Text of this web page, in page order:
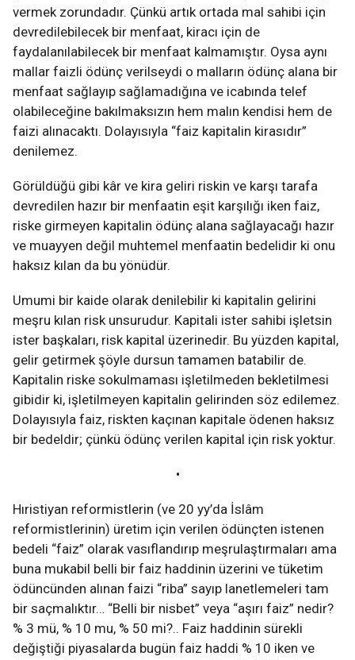
vermek zorundadır. Çünkü artık ortada mal sahibi için
devredilebilecek bir menfaat, kiracı için de
faydalanılabilecek bir menfaat kalmamıştır. Oysa aynı
mallar faizli ödünç verilseydi o malların ödünç alana bir
menfaat sağlayıp sağlamadığına ve icabında telef
olabileceğine bakılmaksızın hem malın kendisi hem de
faizi alınacaktı. Dolayısıyla “faiz kapitalin kirasıdır”
denilemez.
Görüldüğü gibi kâr ve kira geliri riskin ve karşı tarafa
devredilen hazır bir menfaatin eşit karşılığı iken faiz,
riske girmeyen kapitalin ödünç alana sağlayacağı hazır
ve muayyen değil muhtemel menfaatin bedelidir ki onu
haksız kılan da bu yönüdür.
Umumi bir kaide olarak denilebilir ki kapitalin gelirini
meşru kılan risk unsurudur. Kapitali ister sahibi işletsin
ister başkaları, risk kapital üzerinedir. Bu yüzden kapital,
gelir getirmek şöyle dursun tamamen batabilir de.
Kapitalin riske sokulmaması işletilmeden bekletilmesi
gibidir ki, işletilmeyen kapitalin gelirinden söz edilemez.
Dolayısıyla faiz, riskten kaçınan kapitale ödenen haksız
bir bedeldir; çünkü ödünç verilen kapital için risk yoktur.
•
Hıristiyan reformistlerin (ve 20 yy’da İslâm
reformistlerinin) üretim için verilen ödünçten istenen
bedeli “faiz” olarak vasıflandırıp meşrulaştırmaları ama
buna mukabil belli bir faiz haddinin üzerini ve tüketim
ödüncünden alınan faizi “riba” sayıp lanetlemeleri tam
bir saçmalıktır… “Belli bir nisbet” veya “aşırı faiz” nedir?
% 3 mü, % 10 mu, % 50 mi?.. Faiz haddinin sürekli
değiştiği piyasalarda bugün faiz haddi % 10 iken ve